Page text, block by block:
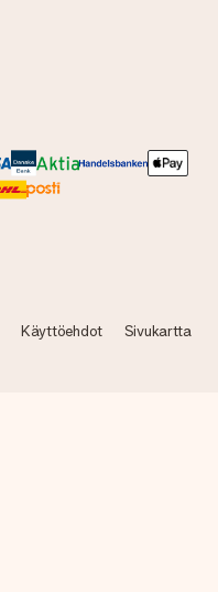
Käyttöehdot Sivukartta